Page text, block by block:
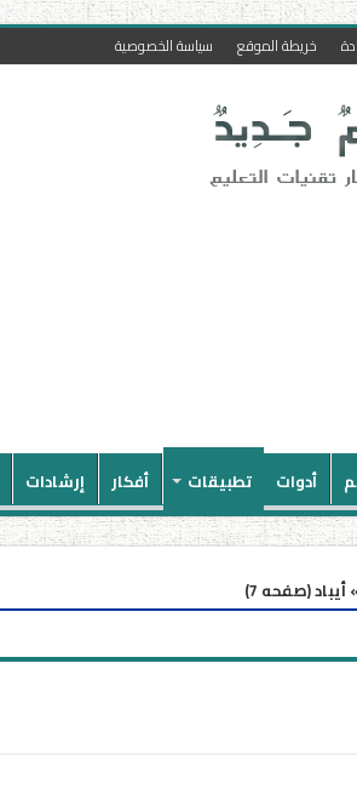
خريطة الموقع سياسة الخصوصية
أدوات تطبيقات أفكار إرشادات
أيباد (صفحه 7)